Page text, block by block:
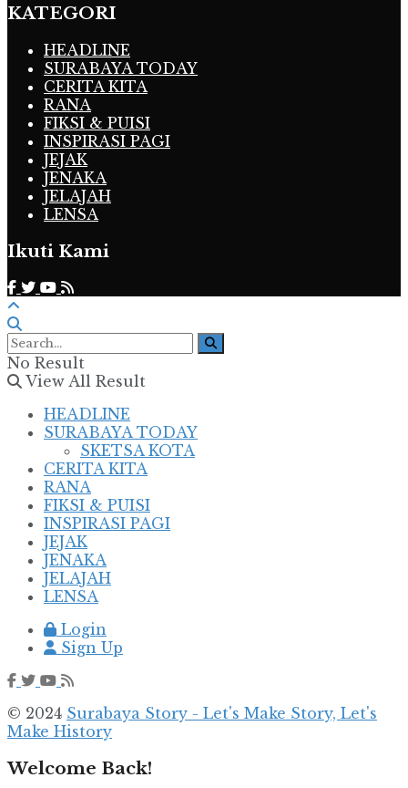
KATEGORI
HEADLINE
SURABAYA TODAY
CERITA KITA
RANA
FIKSI & PUISI
INSPIRASI PAGI
JEJAK
JENAKA
JELAJAH
LENSA
Ikuti Kami
No Result
View All Result
HEADLINE
SURABAYA TODAY
SKETSA KOTA
CERITA KITA
RANA
FIKSI & PUISI
INSPIRASI PAGI
JEJAK
JENAKA
JELAJAH
LENSA
Login
Sign Up
© 2024 Surabaya Story - Let's Make Story, Let's
Make History
Welcome Back!